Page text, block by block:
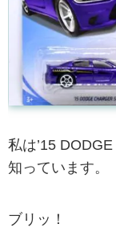
私は’15
知っています。
ブリッ！